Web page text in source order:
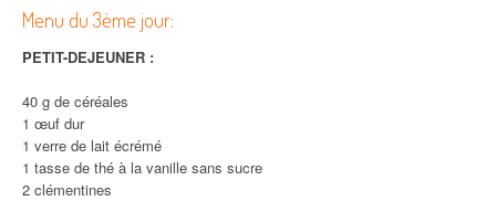
Menu du 3ème jour:
PETIT-DEJEUNER :
40 g de céréales
1 œuf dur
1 verre de lait écrémé
1 tasse de thé à la vanille sans sucre
2 clémentines